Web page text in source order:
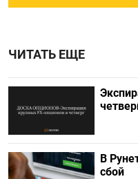
ЧИТАТЬ ЕЩЕ
В
сбой